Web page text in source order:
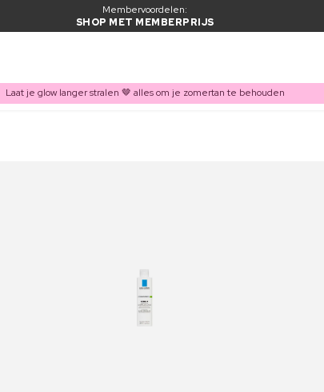
Membervoordelen:
SHOP MET MEMBERPRIJS
Laat je glow langer stralen 🤎 alles om je zomertan te behouden